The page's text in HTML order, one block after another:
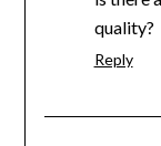
quality?
Reply